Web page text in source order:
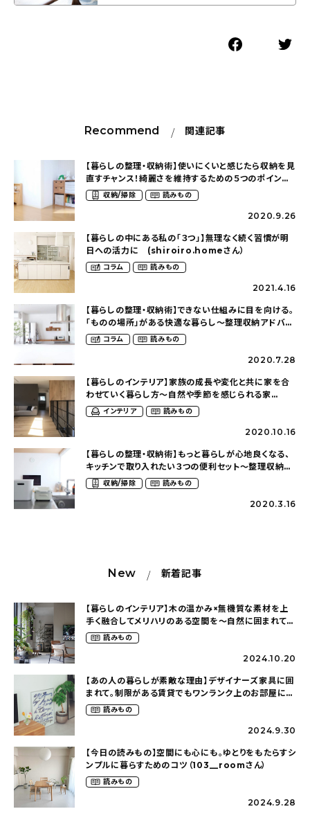
Recommend 関連記事
【暮らしの整理・収納術】使いにくいと感じたら収納を見
直すチャンス！綺麗さを維持するための５つのポイン
ト〜整理収納アドバイザーのお片付け（nika.home
さん）
収納/掃除 読みもの
2020.9.26
【暮らしの中にある私の「３つ」】無理なく続く習慣が明
日への活力に (shiroiro.homeさん）
コラム 読みもの
2021.4.16
【暮らしの整理・収納術】できない仕組みに目を向ける。
「ものの場所」がある快適な暮らし〜整理収納アドバイ
ザーのお片付け（nika.homeさん）
コラム 読みもの
2020.7.28
【暮らしのインテリア】家族の成長や変化と共に家を合
わせていく暮らし方〜自然や季節を感じられる家
（srms_houseさん）
インテリア 読みもの
2020.10.16
【暮らしの整理・収納術】もっと暮らしが心地良くなる、
キッチンで取り入れたい３つの便利セット〜整理収納ア
ドバイザーのお片付け（nika.homeさん）
収納/掃除 読みもの
2020.3.16
New 新着記事
【暮らしのインテリア】木の温かみ×無機質な素材を上
手く融合してメリハリのある空間を〜自然に囲まれて暮
らす（ki_no_ieさん）
読みもの
2024.10.20
【あの人の暮らしが素敵な理由】デザイナーズ家具に囲
まれて。制限がある賃貸でもワンランク上のお部屋に〜
狭くても好きな暮らしのこと（_____chika708さん）
読みもの
2024.9.30
【今日の読みもの】空間にも心にも。ゆとりをもたらすシ
ンプルに暮らすためのコツ（103__roomさん）
読みもの
2024.9.28